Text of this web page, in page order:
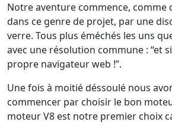
Notre aventure commence, comme
dans ce genre de projet, par une
verre. Tous plus éméchés les uns
avec une résolution commune : “et
propre navigateur web !”.
Une fois à moitié déssoulé nous
commencer par choisir le bon
moteur V8 est notre premier choix